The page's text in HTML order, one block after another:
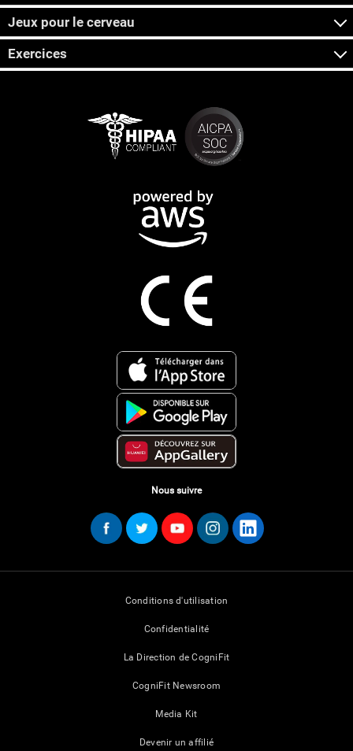
Jeux pour le cerveau
Exercices
Nous suivre
Conditions d'utilisation
Confidentialité
La Direction de CogniFit
CogniFit Newsroom
Media Kit
Devenir un affilié